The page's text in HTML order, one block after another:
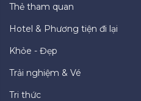
Thẻ tham quan
Hotel & Phương tiện đi lại
Khỏe - Đẹp
Trải nghiệm & Vé
Tri thức